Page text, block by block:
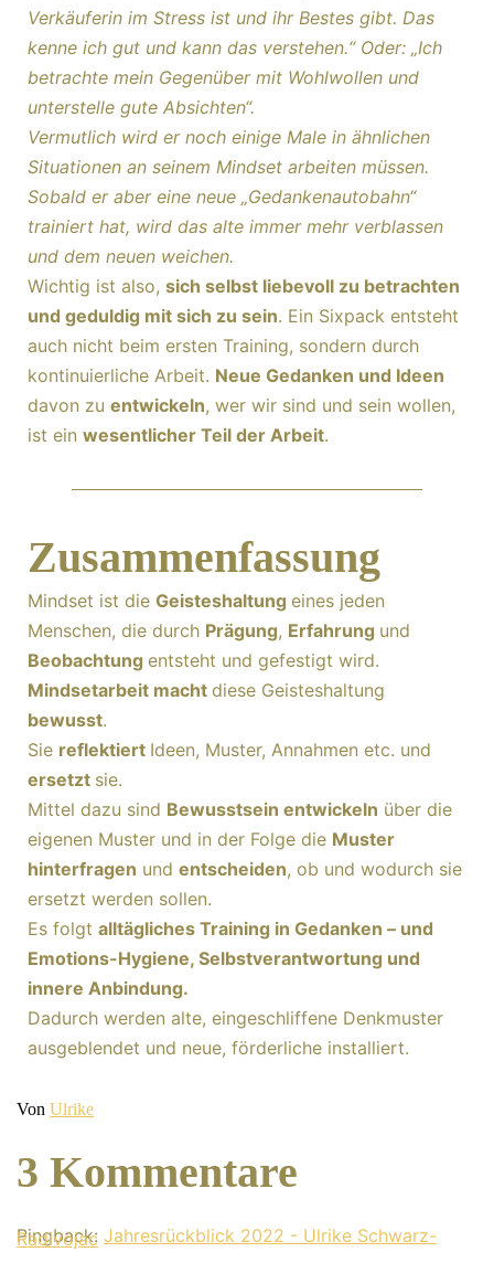
Verkäuferin im Stress ist und ihr Bestes gibt. Das
kenne ich gut und kann das verstehen.“ Oder: „Ich
betrachte mein Gegenüber mit Wohlwollen und
unterstelle gute Absichten“.
Vermutlich wird er noch einige Male in ähnlichen
Situationen an seinem Mindset arbeiten müssen.
Sobald er aber eine neue „Gedankenautobahn“
trainiert hat, wird das alte immer mehr verblassen
und dem neuen weichen.
Wichtig ist also, sich selbst liebevoll zu betrachten
und geduldig mit sich zu sein. Ein Sixpack entsteht
auch nicht beim ersten Training, sondern durch
kontinuierliche Arbeit. Neue Gedanken und Ideen
davon zu entwickeln, wer wir sind und sein wollen,
ist ein wesentlicher Teil der Arbeit.
Zusammenfassung
Mindset ist die Geisteshaltung eines jeden
Menschen, die durch Prägung, Erfahrung und
Beobachtung entsteht und gefestigt wird.
Mindsetarbeit macht diese Geisteshaltung
bewusst.
Sie reflektiert Ideen, Muster, Annahmen etc. und
ersetzt sie.
Mittel dazu sind Bewusstsein entwickeln über die
eigenen Muster und in der Folge die Muster
hinterfragen und entscheiden, ob und wodurch sie
ersetzt werden sollen.
Es folgt alltägliches Training in Gedanken – und
Emotions-Hygiene, Selbstverantwortung und
innere Anbindung.
Dadurch werden alte, eingeschliffene Denkmuster
ausgeblendet und neue, förderliche installiert.
Veröffentlicht
am
Januar
27,
2023
Von Ulrike
Kategorisiert
als
Mindshift
3 Kommentare
Pingback: Jahresrückblick 2022 - Ulrike Schwarz-
Radivojac